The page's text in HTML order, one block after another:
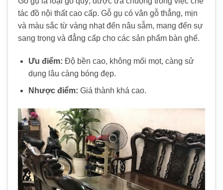
tác đồ nội thất cao cấp. Gỗ gụ có vân gỗ thẳng, mịn
và màu sắc từ vàng nhạt đến nâu sẫm, mang đến sự
sang trọng và đẳng cấp cho các sản phẩm bàn ghế.
Ưu điểm: Độ bền cao, không mối mọt, càng sử
dụng lâu càng bóng đẹp.
Nhược điểm: Giá thành khá cao.